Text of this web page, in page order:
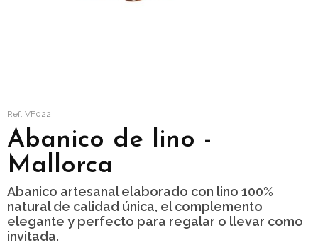
Ref: VF022
Abanico de lino -
Mallorca
Abanico artesanal elaborado con lino 100%
natural de calidad única, el complemento
elegante y perfecto para regalar o llevar como
invitada.